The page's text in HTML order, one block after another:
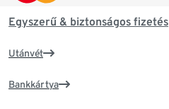
Egyszerű & biztonságos fizetés
Utánvét
Bankkártya